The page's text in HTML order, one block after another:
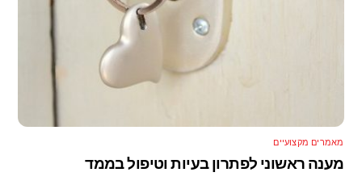
מאמרים מקצועיים
מענה ראשוני לפתרון בעיות וטיפול בממד